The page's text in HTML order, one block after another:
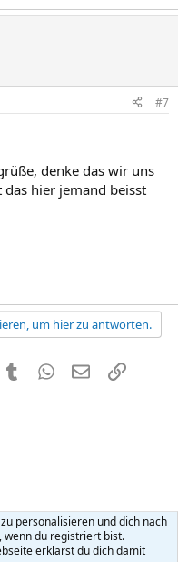
#7
denke das wir uns
hier jemand beisst
um hier zu antworten.
Tumblr WhatsApp
E-MailLink
Hilfe
R
personalisieren und dich nach
wenn du registriert bist.
erklärst du dich damit